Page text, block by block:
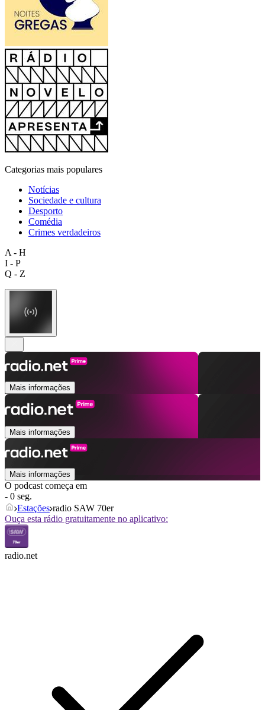
Categorias mais populares
Notícias
Sociedade e cultura
Desporto
Comédia
Crimes verdadeiros
A - H
I - P
Q - Z
Mais informações
Mais informações
Mais informações
O podcast começa em
- 0 seg.
Estações radio SAW 70er
Ouça esta rádio gratuitamente no aplicativo:
radio.net